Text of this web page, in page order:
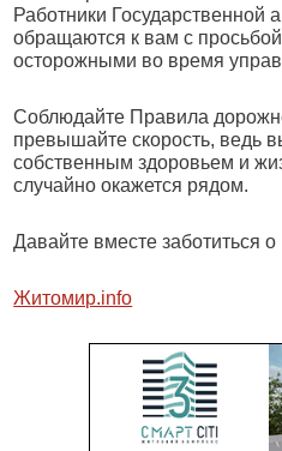
Работники Государственной
обращаются к вам с
осторожными во время
Соблюдайте Правила
превышайте скорость, ведь
собственным здоровьем и
случайно окажется рядом.
Давайте вместе заботиться
Житомир.info